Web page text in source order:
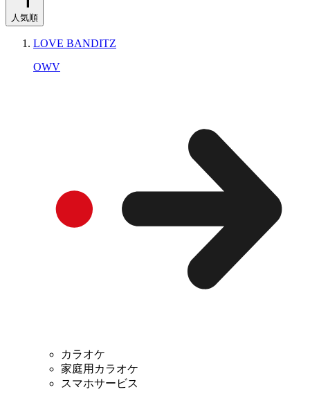
人気順
LOVE BANDITZ
OWV
カラオケ
家庭用カラオケ
スマホサービス